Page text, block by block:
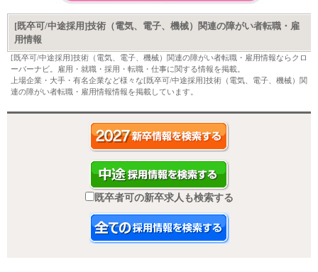
[既卒可/中途採用]技術（電気、電子、機械）関連の障がい者転職・雇
用情報
[既卒可/中途採用]技術（電気、電子、機械）関連の障がい者転職・雇用情報ならクロ
ーバーナビ。雇用・就職・採用・転職・仕事に関する情報を掲載。
上場企業・大手・有名企業など様々な[既卒可/中途採用]技術（電気、電子、機械）関
連の障がい者転職・雇用情報情報を掲載しています。
既卒者可の新卒求人も検索する